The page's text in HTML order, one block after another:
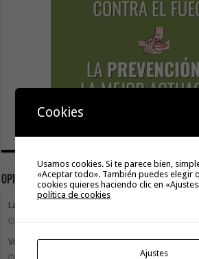
Opinión
La Gomera transforma su modelo energético
2 agosto, 2026
Vivir donde se estudia: una cuestión de
Cookies
Usamos cookies. Si te parece bien,
«Aceptar todo». También puedes elegir
cookies quieres haciendo clic en
política de cookies
Ajustes